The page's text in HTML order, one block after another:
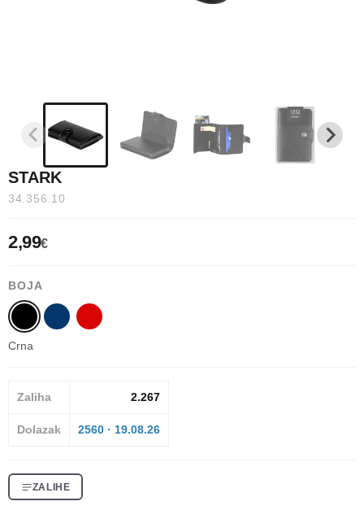
STARK
34.356.10
2,99€
BOJA
Crna
Zaliha 2.267
Dolazak 2560 · 19.08.26
ZALIHE